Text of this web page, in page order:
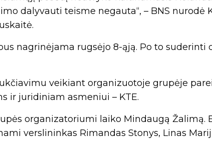
dalyvauti teisme negauta“, – BNS nurodė
nagrinėjama rugsėjo 8-ąją. Po to suderinti
veikiant organizuotoje grupėje
ir juridiniam asmeniui – KTE.
organizatoriumi laiko Mindaugą Žalimą.
verslininkas Rimandas Stonys, Linas